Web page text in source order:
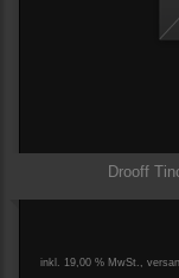
Drooff
inkl. 19,00 % MwSt.,